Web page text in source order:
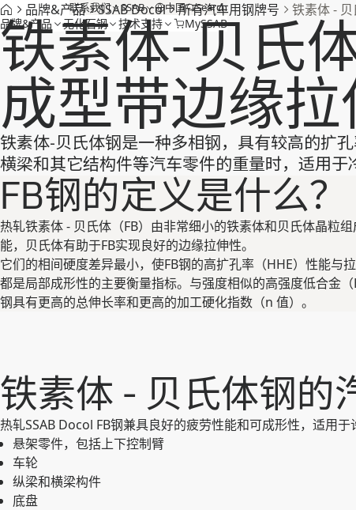
联系我们 SSAB 中国 Search
品牌&产品 无化石钢 技术支持 MySSAB
品牌&产品 SSAB Docol 所有汽车用钢牌号 铁素体 -
铁素体-贝氏
成型带边缘
铁素体-贝氏体钢是一种多相钢，具有较高的扩
横梁和其它结构件等汽车零件的重量时，适用于
FB钢的定义是什么？
热轧铁素体 - 贝氏体（FB）由非常细小的铁素体和贝氏体晶粒
能，贝氏体有助于FB实现良好的边缘拉伸性。
它们的相间硬度差异最小，使FB钢的高扩孔率（HHE）性能与
都是局部成形性的主要衡量指标。与强度相似的高强度低合金
钢具有更高的总伸长率和更高的加工硬化指数（n 值）。
铁素体 - 贝氏体钢的
热轧SSAB Docol FB钢兼具良好的疲劳性能和可成形性，适用于
悬架零件，包括上下控制臂
车轮
纵梁和横梁构件
底盘